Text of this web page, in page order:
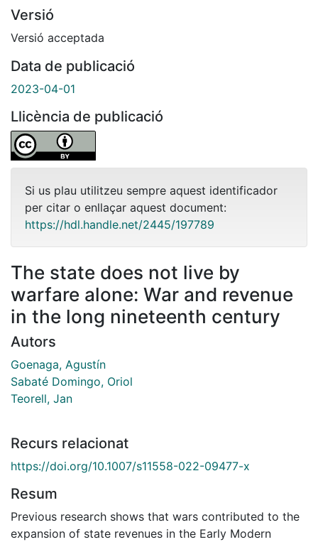
Versió
Versió acceptada
Data de publicació
2023-04-01
Llicència de publicació
Si us plau utilitzeu sempre aquest identificador
per citar o enllaçar aquest document:
https://hdl.handle.net/2445/197789
The state does not live by
warfare alone: War and revenue
in the long nineteenth century
Autors
Goenaga, Agustín
Sabaté Domingo, Oriol
Teorell, Jan
Recurs relacionat
https://doi.org/10.1007/s11558-022-09477-x
Resum
Previous research shows that wars contributed to the
expansion of state revenues in the Early Modern